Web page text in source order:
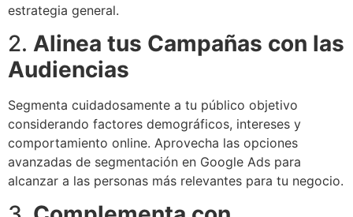
estrategia general.
2. Alinea tus Campañas con las
Audiencias
Segmenta cuidadosamente a tu público objetivo
considerando factores demográficos, intereses y
comportamiento online. Aprovecha las opciones
avanzadas de segmentación en Google Ads para
alcanzar a las personas más relevantes para tu negocio.